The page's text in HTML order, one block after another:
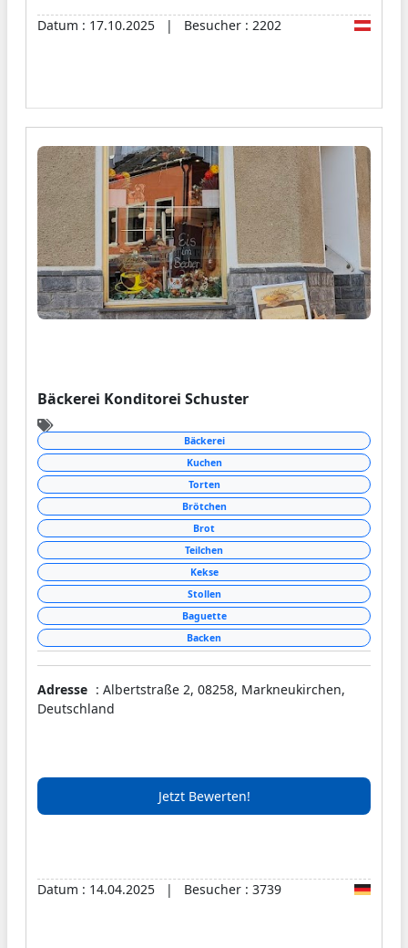
GASTHAUS
Braugasthaus in Langenlois. Hier erwarten dich
urige Gemütlichkeit, frisch gezapftes Bier und
köstliche Schmankerl. Tauche ein in unsere
Brauerei, genieße die Atmosphäre im Gasthaus
und lass dich von unserer Küche verwöhnen.
Mach es dir bei uns so richtig gemütlich und
genieße einen unvergesslichen Aufenthalt!
Datum : 17.10.2025 | Besucher : 2202
Bäckerei Konditorei Schuster
Bäckerei
Kuchen
Torten
Brötchen
Brot
Teilchen
Kekse
Stollen
Baguette
Backen
Adresse : Albertstraße 2, 08258, Markneukirchen,
Deutschland
Jetzt Bewerten!
Datum : 14.04.2025 | Besucher : 3739